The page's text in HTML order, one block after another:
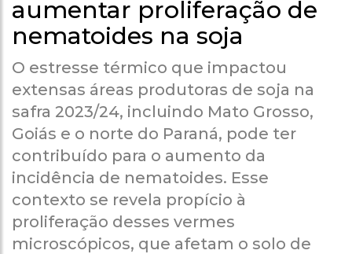
aumentar proliferação de
nematoides na soja
O estresse térmico que impactou
extensas áreas produtoras de soja na
safra 2023/24, incluindo Mato Grosso,
Goiás e o norte do Paraná, pode ter
contribuído para o aumento da
incidência de nematoides. Esse
contexto se revela propício à
proliferação desses vermes
microscópicos, que afetam o solo de